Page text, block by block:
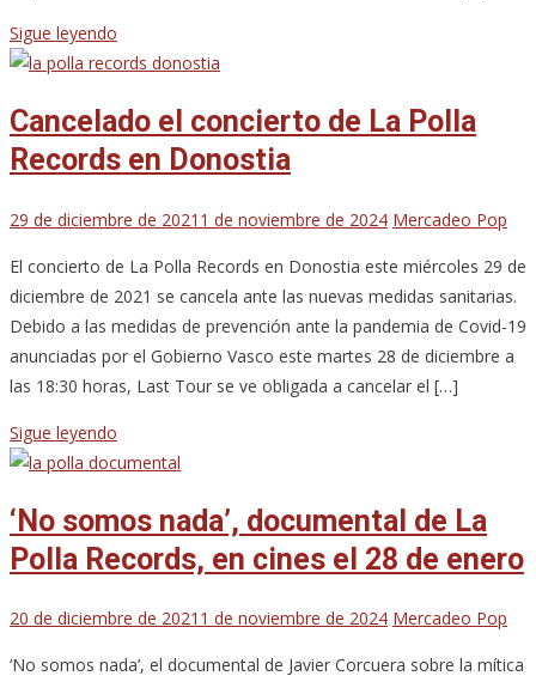
Sigue leyendo
Cancelado el concierto de La Polla
Records en Donostia
29 de diciembre de 2021 1 de noviembre de 2024 Mercadeo Pop
El concierto de La Polla Records en Donostia este miércoles 29 de
diciembre de 2021 se cancela ante las nuevas medidas sanitarias.
Debido a las medidas de prevención ante la pandemia de Covid-19
anunciadas por el Gobierno Vasco este martes 28 de diciembre a
las 18:30 horas, Last Tour se ve obligada a cancelar el […]
Sigue leyendo
‘No somos nada’, documental de La
Polla Records, en cines el 28 de enero
20 de diciembre de 2021 1 de noviembre de 2024 Mercadeo Pop
‘No somos nada’, el documental de Javier Corcuera sobre la mítica